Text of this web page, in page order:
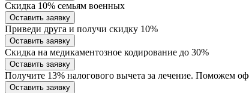
Скидка 10% семьям военных
Оставить заявку
Приведи друга и получи скидку 10%
Оставить заявку
Скидка на медикаментозное кодирование до 30%
Оставить заявку
Получите 13% налогового вычета за лечение. Поможем
Оставить заявку